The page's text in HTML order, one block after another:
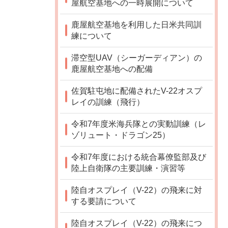
屋航空基地への一時展開について
鹿屋航空基地を利用した日米共同訓
練について
滞空型UAV（シーガーディアン）の
鹿屋航空基地への配備
佐賀駐屯地に配備されたV-22オスプ
レイの訓練（飛行）
令和7年度米海兵隊との実動訓練（レ
ゾリュート・ドラゴン25）
令和7年度における統合幕僚監部及び
陸上自衛隊の主要訓練・演習等
陸自オスプレイ（V-22）の飛来に対
する要請について
陸自オスプレイ（V-22）の飛来につ